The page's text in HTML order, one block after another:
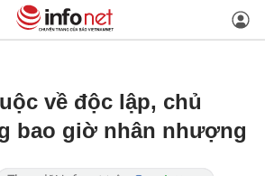
về độc lập, chủ
bao giờ nhân nhượng